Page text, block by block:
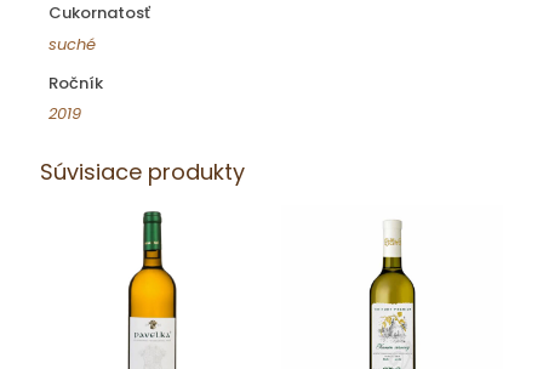
Cukornatosť
suché
Ročník
2019
Súvisiace produkty